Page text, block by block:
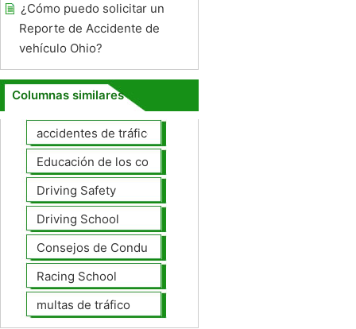
¿Cómo puedo solicitar un
Reporte de Accidente de
vehículo Ohio?
Columnas similares
accidentes de tráfico
Educación de los conductores
Driving Safety
Driving School
Consejos de Conducción
Racing School
multas de tráfico